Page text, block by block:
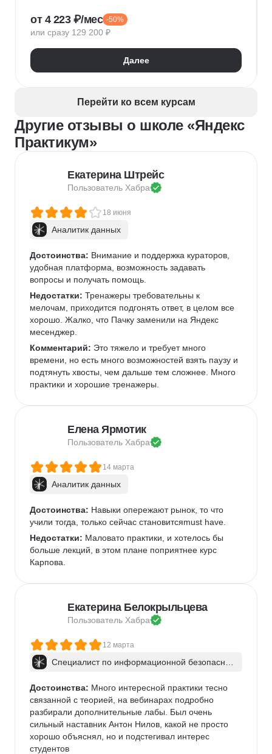
Конфигурирование 1С
от 4 223 ₽/мес -50%
или сразу 129 200 ₽
Далее
Перейти ко всем курсам
Другие отзывы о школе «Яндекс
Практикум»
Екатерина Штрейс
Пользователь Хабра
18 июня
Аналитик данных
Достоинства: Внимание и поддержка кураторов,
удобная платформа, возможность задавать
вопросы и получать помощь.
Недостатки: Тренажеры требовательны к
мелочам, приходится подгонять ответ, в целом все
хорошо. Жалко, что Пачку заменили на Яндекс
месенджер.
Комментарий: Это тяжело и требует много
времени, но есть много возможностей взять паузу и
подтянуть хвосты, чем дальше тем сложнее. Много
практики и хорошие тренажеры.
Елена Ярмотик
Пользователь Хабра
14 марта
Аналитик данных
Достоинства: Навыки опережают рынок, то что
учили тогда, только сейчас становитсяmust have.
Недостатки: Маловато практики, и хотелось бы
больше лекций, в этом плане поприятнее курс
Карпова.
Екатерина Белокрыльцева
Пользователь Хабра
12 марта
Специалист по информационной безопаснос
Достоинства: Много интересной практики тесно
связанной с теорией, на вебинарах подробно
разбирали дополнительные лабы. Был очень
сильный наставник Антон Нилов, какой не просто
хорошо объяснял, но и подстегивал интерес
студентов